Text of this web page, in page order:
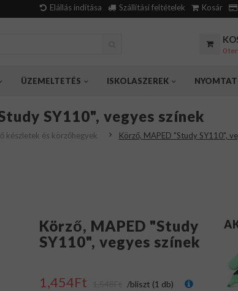
Elállás indítása Szállítási feltételek Kosár
0
ÜZEMELTETÉS ISKOLASZEREK
SY110", vegyes színek
készletek és körzőhegyek Körző, MAPED "Study SY110",
Körző, MAPED "Study
SY110", vegyes színek
1,454Ft /bliszt (1 db)